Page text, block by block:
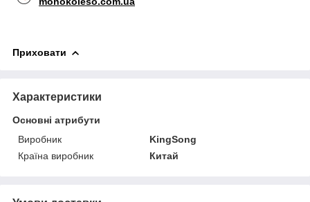
Приховати
Характеристики
Основні атрибути
Виробник
KingSong
Країна виробник
Китай